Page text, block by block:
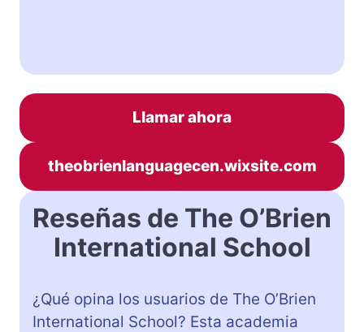
Llamar ahora
theobrienlanguagecen.wixsite.com
Reseñas de The O’Brien
International School
¿Qué opina los usuarios de The O’Brien
International School? Esta academia